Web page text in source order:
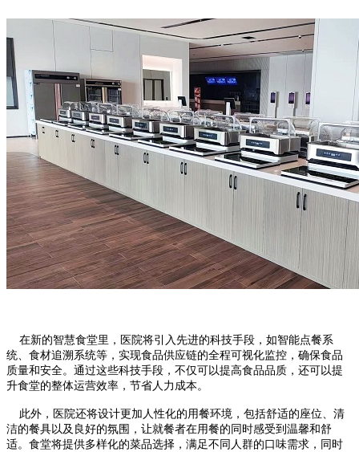
在新的智慧食堂里，医院将引入先进的科技手段，如智能点餐系
统、食材追溯系统等，实现食品供应链的全程可视化监控，确保食品
质量和安全。通过这些科技手段，不仅可以提高食品品质，还可以提
升食堂的整体运营效率，节省人力成本。
此外，医院还将设计更加人性化的用餐环境，包括舒适的座位、清
洁的餐具以及良好的氛围，让就餐者在用餐的同时感受到温馨和舒
适。食堂将提供多样化的菜品选择，满足不同人群的口味需求，同时